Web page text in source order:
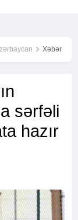
Xəbər
sərfəli
hazır